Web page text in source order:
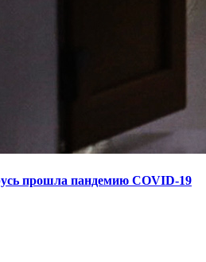
прошла пандемию COVID-19